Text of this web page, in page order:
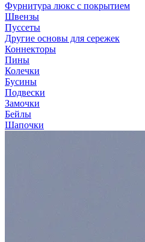
Фурнитура люкс с покрытием
Швензы
Пуссеты
Другие основы для сережек
Коннекторы
Пины
Колечки
Бусины
Подвески
Замочки
Бейлы
Шапочки